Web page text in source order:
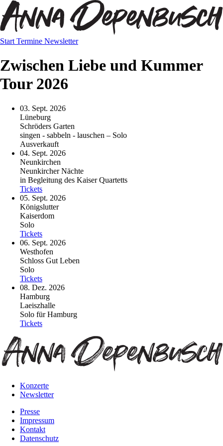
Start Termine Newsletter
Zwischen Liebe und Kummer
Tour 2026
03. Sept. 2026
Lüneburg
Schröders Garten
singen - sabbeln - lauschen – Solo
Ausverkauft
04. Sept. 2026
Neunkirchen
Neunkircher Nächte
in Begleitung des Kaiser Quartetts
Tickets
05. Sept. 2026
Königslutter
Kaiserdom
Solo
Tickets
06. Sept. 2026
Westhofen
Schloss Gut Leben
Solo
Tickets
08. Dez. 2026
Hamburg
Laeiszhalle
Solo für Hamburg
Tickets
Konzerte
Newsletter
Presse
Impressum
Kontakt
Datenschutz